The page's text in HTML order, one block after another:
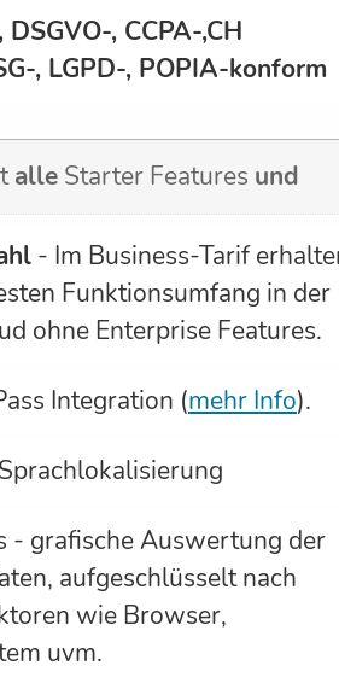
, CCPA-,CH
, LGPD-, POPIA-konform
alleStarter Features und
- Im Business-Tarif
Funktionsumfang in der
ohne Enterprise Features.
Integration (mehr Info).
- grafische Auswertung der
aufgeschlüsselt nach
wie Browser,
uvm.